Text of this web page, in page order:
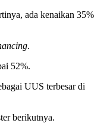
ada kenaikan 35%
.
52%.
UUS terbesar di
berikutnya.